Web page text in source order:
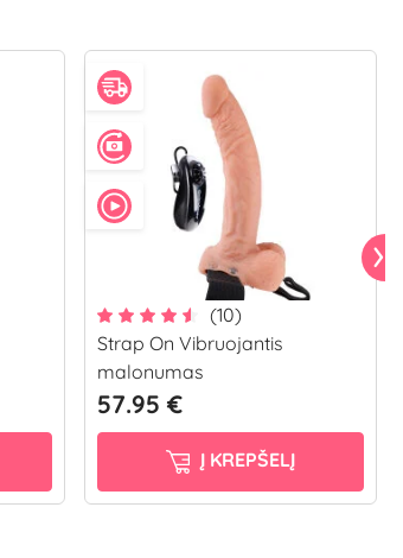
(10)
Strap On Vibruojantis
malonumas
57.95 €
Į KREPŠELĮ